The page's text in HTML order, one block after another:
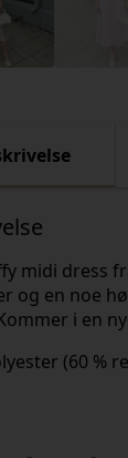
midi dress
og en noe
i en
(60 %